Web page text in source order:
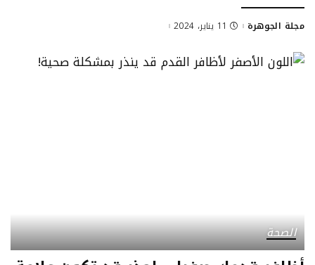
Posted
مجلة الجوهرة 11 يناير، 2024
الصحة